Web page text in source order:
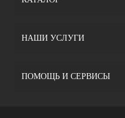
НАШИ УСЛУГИ
ПОМОЩЬ И СЕРВИСЫ